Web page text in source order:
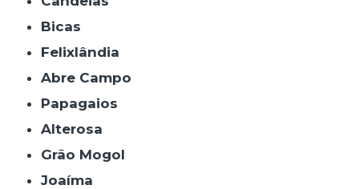
Bicas
Felixlândia
Abre Campo
Papagaios
Alterosa
Grão Mogol
Joaíma